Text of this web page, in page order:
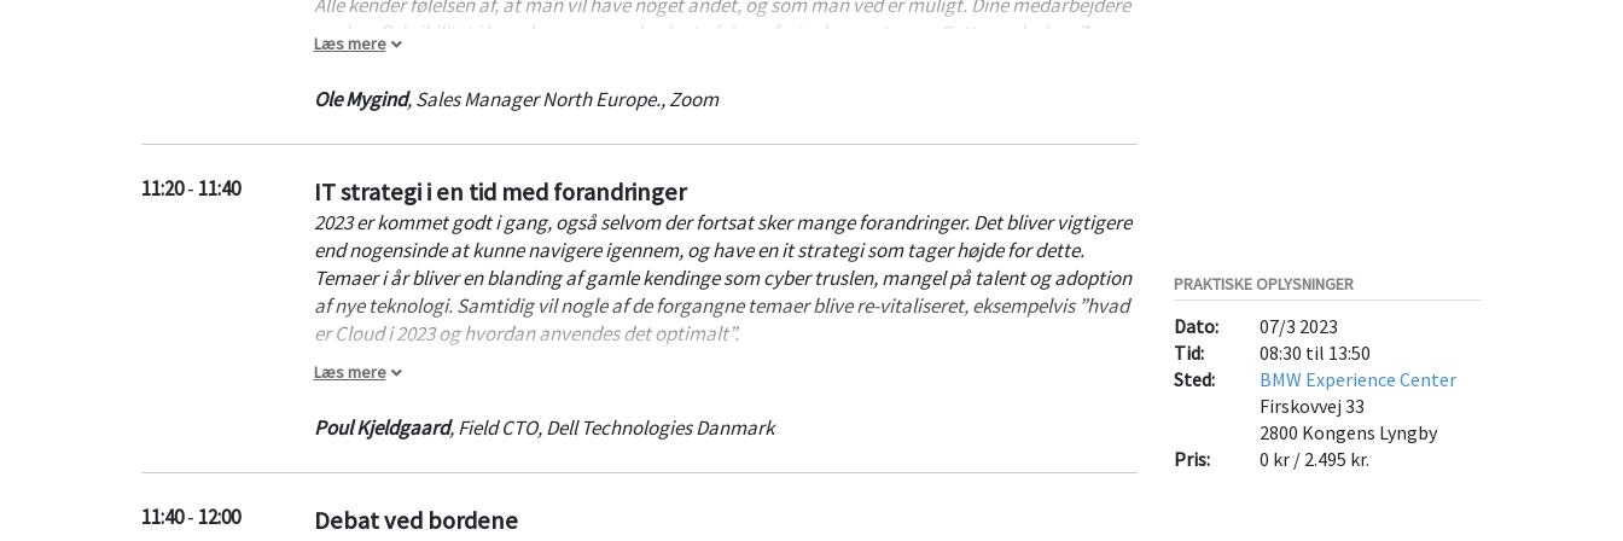
ønsker: fleksibilitet i hverdagen og med valget af deres fortrukne systemer. Dette ønske kan Zoom
hjælpe dig med at innovere og dermed opfylde.
Læs mere
Ole Mygind,Sales Manager North Europe.,Zoom
11:20- 11:40 IT strategi i en tid med forandringer
2023 er kommet godt i gang, også selvom der fortsat sker mange forandringer. Det bliver vigtigere
end nogensinde at kunne navigere igennem, og have en it strategi som tager højde for dette.
Temaer i år bliver en blanding af gamle kendinge som cyber truslen, mangel på talent og adoption
af nye teknologi. Samtidig vil nogle af de forgangne temaer blive re-vitaliseret, eksempelvis ”hvad
er Cloud i 2023 og hvordan anvendes det optimalt”.
Dell Technoligies vil gerne inspirere til, hvordan IT ledelsen kan understøtte forretningen, hvordan
det teknologiske landskab ændres og hvad der skal adderes til IT ledelsens strateg i de kommende
år. Der tages udgangspunkt i en minimalistisk IT strategi og hvilke byggeklodser, der kan
inkorporeres for at øge robustheden i strategien og det økonomiske fundament. Det må forventes,
der skal optimere og forbedre forretningen fremadrettet?
Læs mere
Poul Kjeldgaard,Field CTO,Dell Technologies Danmark
11:40- 12:00 Debat ved bordene
PRAKTISKE OPLYSNINGER
Dato:
07/3 2023
Tid:
08:30 til 13:50
Sted:
BMW Experience Center
Firskovvej 33
2800 Kongens Lyngby
Pris:
0 kr / 2.495 kr.